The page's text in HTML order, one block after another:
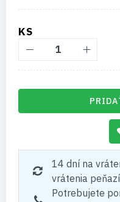
KS
14 dní na
vrátenia peňazí
Potrebujete